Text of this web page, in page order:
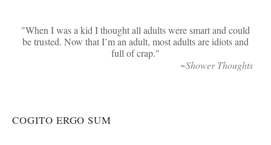
When I was a kid I thought all adults were smart and could
be trusted. Now that I’m an adult, most adults are idiots and
full of crap.
~Shower Thoughts
COGITO ERGO SUM